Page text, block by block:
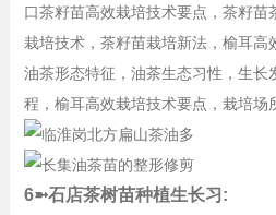
口茶籽苗高效栽培技术要点，茶籽苗
栽培技术，茶籽苗栽培新法，榆耳高
油茶形态特征，油茶生态习性，生长
程，榆耳高效栽培技术要点，栽培场
6➼石店茶树苗种植生长习: